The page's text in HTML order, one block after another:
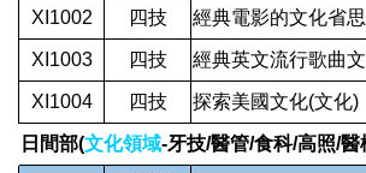
XI1002 四技 經典電影的文化省
XI1003 四技 經典英文流行歌曲
XI1004 四技 探索美國文化(文化)
日間部(文化領域-牙技/醫管/食科/高照/